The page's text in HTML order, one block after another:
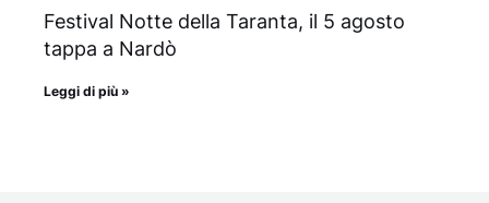
Festival Notte della Taranta, il 5 agosto
tappa a Nardò
Leggi di più »